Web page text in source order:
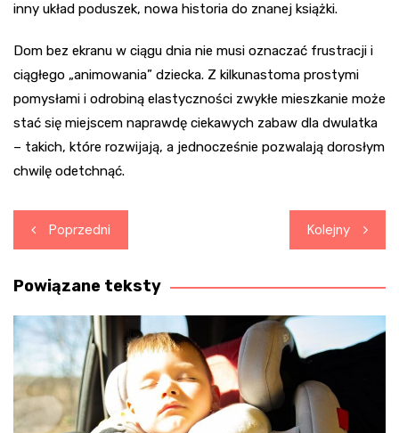
inny układ poduszek, nowa historia do znanej książki.
Dom bez ekranu w ciągu dnia nie musi oznaczać frustracji i
ciągłego „animowania” dziecka. Z kilkunastoma prostymi
pomysłami i odrobiną elastyczności zwykłe mieszkanie może
stać się miejscem naprawdę ciekawych zabaw dla dwulatka
– takich, które rozwijają, a jednocześnie pozwalają dorosłym
chwilę odetchnąć.
Nawigacja
wpisu
Poprzedni Kolejny
Powiązane teksty